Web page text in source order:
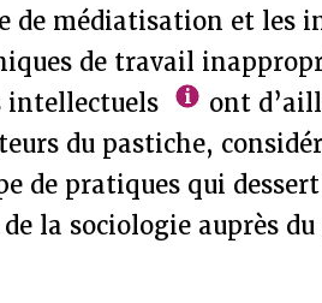
de médiatisation et les
de travail
intellectuels
ont
du pastiche,
de pratiques qui
la sociologie auprès